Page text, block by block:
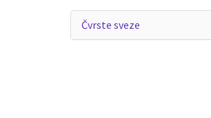
Čvrste sveze